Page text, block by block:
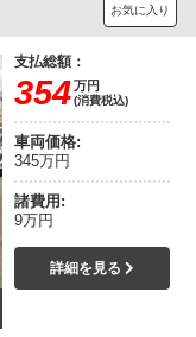
お気に入り
支払総額：
354万円
(消費税込)
車両価格:
345万円
諸費用:
9万円
詳細を見る